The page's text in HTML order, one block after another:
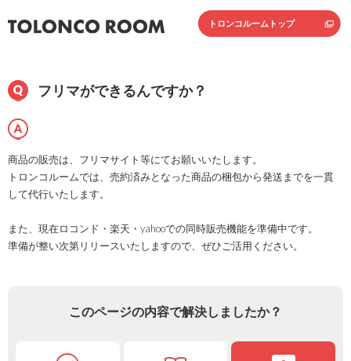
トロンコルームトップ
フリマができるんですか？
商品の販売は、フリマサイト等にてお願いいたします。
トロンコルームでは、売約済みとなった商品の梱包から発送までを一貫
して代行いたします。
また、現在ロコンド・楽天・yahooでの同時販売機能を準備中です。
準備が整い次第リリースいたしますので、ぜひご活用ください。
このページの内容で解決しましたか？